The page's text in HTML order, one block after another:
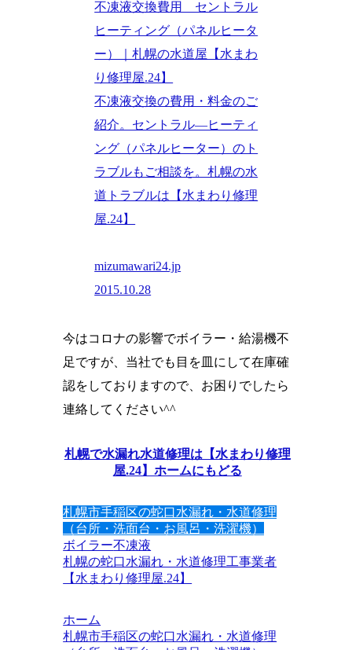
不凍液交換費用 セントラル
ヒーティング（パネルヒータ
ー）｜札幌の水道屋【水まわ
り修理屋.24】
不凍液交換の費用・料金のご
紹介。セントラル―ヒーティ
ング（パネルヒーター）のト
ラブルもご相談を。札幌の水
道トラブルは【水まわり修理
屋.24】
mizumawari24.jp
2015.10.28
今はコロナの影響でボイラー・給湯機不
足ですが、当社でも目を皿にして在庫確
認をしておりますので、お困りでしたら
連絡してください^^
札幌で水漏れ水道修理は【水まわり修理
屋.24】ホームにもどる
札幌市手稲区の蛇口水漏れ・水道修理
（台所・洗面台・お風呂・洗濯機）
ボイラー不凍液
札幌の蛇口水漏れ・水道修理工事業者
【水まわり修理屋.24】
ホーム
札幌市手稲区の蛇口水漏れ・水道修理